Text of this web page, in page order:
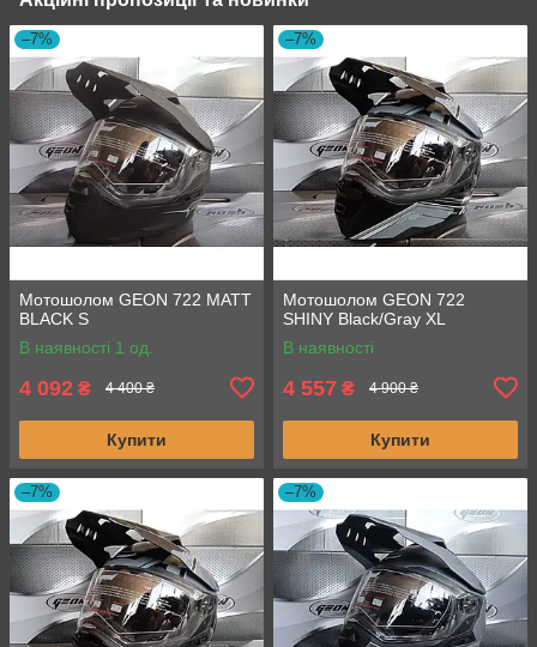
–7%
Мотошолом GEON 722 MATT
BLACK S
В наявності 1 од.
4 092 ₴ 4 400 ₴
Купити
–7%
Мотошолом GEON 722
SHINY Black/Gray XL
В наявності
4 557 ₴ 4 900 ₴
Купити
–7% –7%